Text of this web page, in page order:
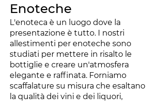
Enoteche
L'enoteca è un luogo dove la
presentazione è tutto. I nostri
allestimenti per enoteche sono
studiati per mettere in risalto le
bottiglie e creare un'atmosfera
elegante e raffinata. Forniamo
scaffalature su misura che esaltano
la qualità dei vini e dei liquori,